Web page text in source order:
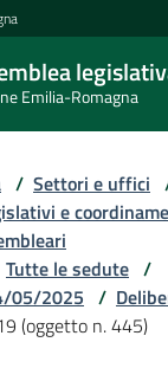
Emilia-Romagna
/ Settori e uffici
e
Tutte le sedute /
05/2025 /
(oggetto n. 445)